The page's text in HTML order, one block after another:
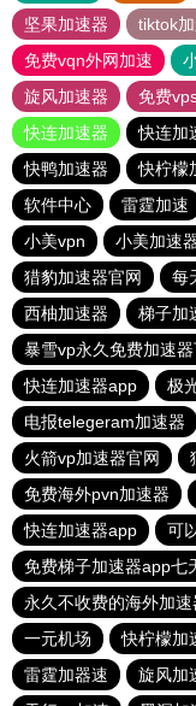
坚果加速器
tiktok
免费vqn外网加速
旋风加速器
免费
快连加速器
快连加
快鸭加速器
快柠檬
软件中心
雷霆加速
小美vpn
小美加速
猎豹加速器官网
每
西柚加速器
梯子加
暴雪vp永久免费加速
快连加速器app
极
电报telegeram加速器
火箭vp加速器官网
免费海外pvn加速器
快连加速器app
可
免费梯子加速器app七
永久不收费的海外加速
一元机场
快柠檬加
雷霆加器速
旋风加